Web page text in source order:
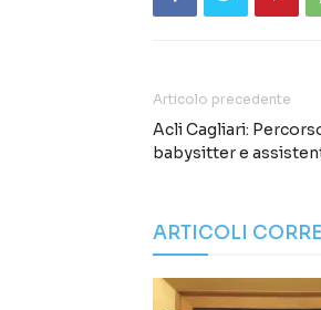
Articolo precedente
Acli Cagliari:
babysitter e
ARTICOLI